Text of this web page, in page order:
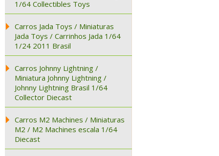
1/64 Collectibles Toys
Carros Jada Toys / Miniaturas
Jada Toys / Carrinhos Jada 1/64
1/24 2011 Brasil
Carros Johnny Lightning /
Miniatura Johnny Lightning /
Johnny Lightning Brasil 1/64
Collector Diecast
Carros M2 Machines / Miniaturas
M2 / M2 Machines escala 1/64
Diecast